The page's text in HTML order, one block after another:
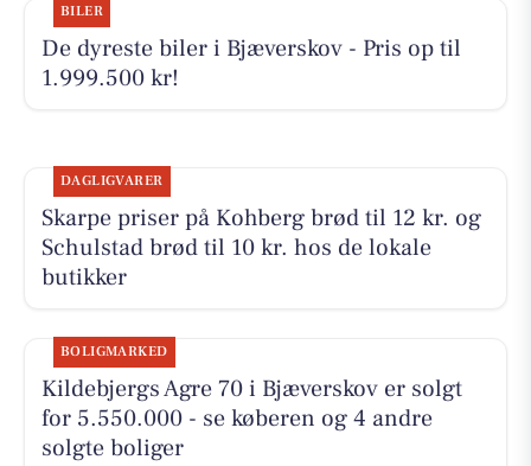
BILER
De dyreste biler i Bjæverskov - Pris op til
1.999.500 kr!
DAGLIGVARER
Skarpe priser på Kohberg brød til 12 kr. og
Schulstad brød til 10 kr. hos de lokale
butikker
BOLIGMARKED
Kildebjergs Agre 70 i Bjæverskov er solgt
for 5.550.000 - se køberen og 4 andre
solgte boliger